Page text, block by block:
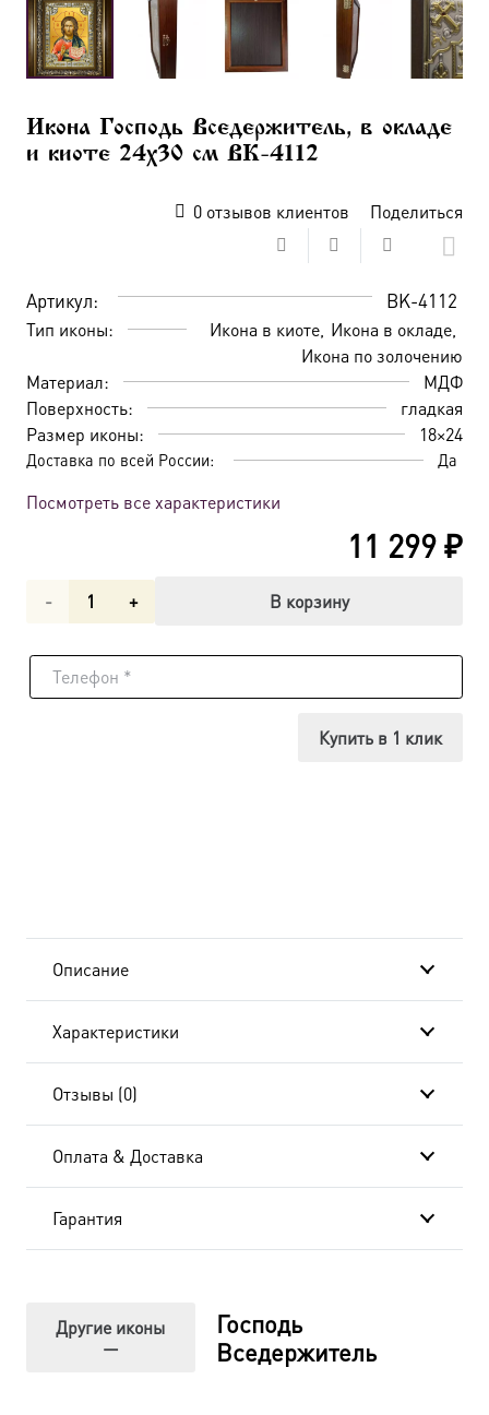
Икона Господь Вседержитель, в окладе
и киоте 24х30 см BK-4112
0отзывов клиентов Поделиться
Артикул: BK-4112
Тип иконы: Икона в киоте Икона в окладе
Икона по золочению
Материал:
МДФ
Поверхность:
гладкая
Размер иконы:
18×24
Доставка по всей России: Да
Посмотреть все характеристики
11 299₽
Количество
Икона
см
4112
В корзину
Купить в 1 клик
Описание
Характеристики
Отзывы (0)
Оплата & Доставка
Гарантия
Другие иконы
—
Господь
Вседержитель